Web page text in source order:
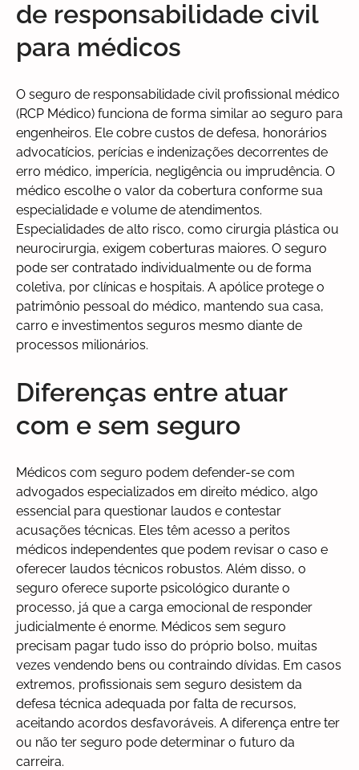
de responsabilidade civil
para médicos
O seguro de responsabilidade civil profissional médico
(RCP Médico) funciona de forma similar ao seguro para
engenheiros. Ele cobre custos de defesa, honorários
advocatícios, perícias e indenizações decorrentes de
erro médico, imperícia, negligência ou imprudência. O
médico escolhe o valor da cobertura conforme sua
especialidade e volume de atendimentos.
Especialidades de alto risco, como cirurgia plástica ou
neurocirurgia, exigem coberturas maiores. O seguro
pode ser contratado individualmente ou de forma
coletiva, por clínicas e hospitais. A apólice protege o
patrimônio pessoal do médico, mantendo sua casa,
carro e investimentos seguros mesmo diante de
processos milionários.
Diferenças entre atuar
com e sem seguro
Médicos com seguro podem defender-se com
advogados especializados em direito médico, algo
essencial para questionar laudos e contestar
acusações técnicas. Eles têm acesso a peritos
médicos independentes que podem revisar o caso e
oferecer laudos técnicos robustos. Além disso, o
seguro oferece suporte psicológico durante o
processo, já que a carga emocional de responder
judicialmente é enorme. Médicos sem seguro
precisam pagar tudo isso do próprio bolso, muitas
vezes vendendo bens ou contraindo dívidas. Em casos
extremos, profissionais sem seguro desistem da
defesa técnica adequada por falta de recursos,
aceitando acordos desfavoráveis. A diferença entre ter
ou não ter seguro pode determinar o futuro da
carreira.